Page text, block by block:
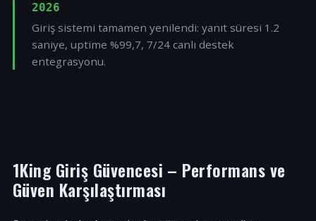
2026
Giriş sistemi tamamen yenilendi: yanıt süresi 1.2
saniye, uptime %99,7, 7/24 canlı destek
entegrasyonu.
1King Giriş Güvencesi – Performans ve
Güven Karşılaştırması